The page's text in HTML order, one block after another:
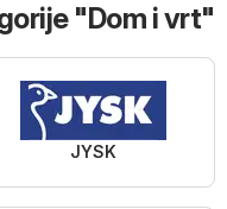
"Dom i vrt"
JYSK